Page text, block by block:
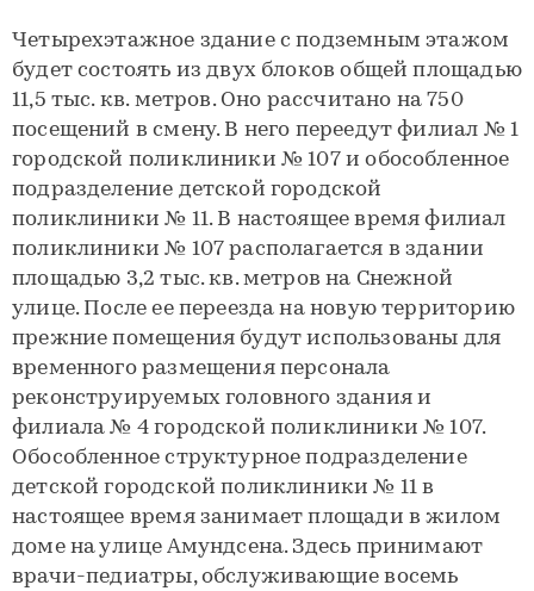
Четырехэтажное здание с подземным этажом
будет состоять из двух блоков общей площадью
11,5 тыс. кв. метров. Оно рассчитано на 750
посещений в смену. В него переедут филиал № 1
городской поликлиники № 107 и обособленное
подразделение детской городской
поликлиники № 11. В настоящее время филиал
поликлиники № 107 располагается в здании
площадью 3,2 тыс. кв. метров на Снежной
улице. После ее переезда на новую территорию
прежние помещения будут использованы для
временного размещения персонала
реконструируемых головного здания и
филиала № 4 городской поликлиники № 107.
Обособленное структурное подразделение
детской городской поликлиники № 11 в
настоящее время занимает площади в жилом
доме на улице Амундсена. Здесь принимают
врачи-педиатры, обслуживающие восемь